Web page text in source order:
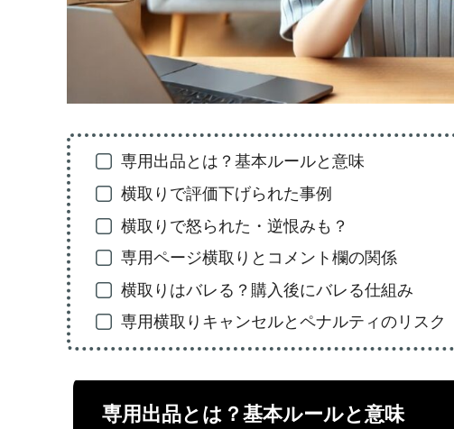
専用出品とは？基本ルールと意味
横取りで評価下げられた事例
横取りで怒られた・逆恨みも？
専用ページ横取りとコメント欄の関係
横取りはバレる？購入後にバレる仕組み
専用横取りキャンセルとペナルティのリスク
専用出品とは？基本ルールと意味